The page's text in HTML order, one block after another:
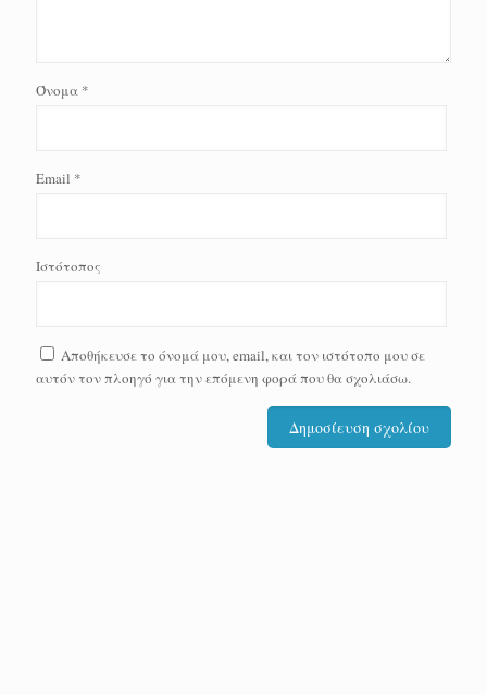
Όνομα *
Email *
Ιστότοπος
Αποθήκευσε το όνομά μου, email, και τον ιστότοπο μου σε
αυτόν τον πλοηγό για την επόμενη φορά που θα σχολιάσω.